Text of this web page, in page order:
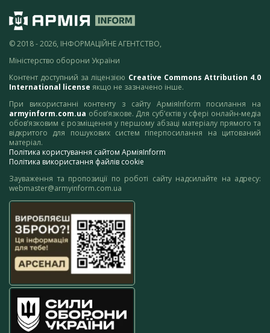
© 2018 - 2026, ІНФОРМАЦІЙНЕ АГЕНТСТВО,
Міністерство оборони України
Контент доступний за ліцензією Creative Commons Attribution 4.0
International license якщо не зазначено інше.
При використанні контенту з сайту АрміяInform посилання на
armyinform.com.ua обов’язкове. Для суб’єктів у сфері онлайн-медіа
обов’язковим є розміщення у першому абзаці матеріалу прямого та
відкритого для пошукових систем гіперпосилання на цитований
матеріал.
Політика користування сайтом АрміяInform
Політика використання файлів cookie
Зауваження та пропозиції по роботі сайту надсилайте на адресу:
webmaster@armyinform.com.ua